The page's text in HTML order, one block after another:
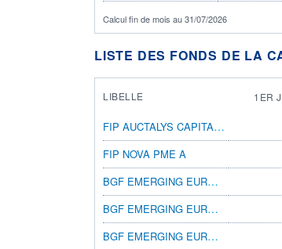
Calcul fin de mois au 31/07/2026
LISTE DES FONDS DE LA
LIBELLE 1ER
FIP AUCTALYS CAPITAL PME A
FIP NOVA PME A
BGF EMERGING EUROPE FUND A4
BGF EMERGING EUROPE D2
BGF EMERGING EUROPE X4